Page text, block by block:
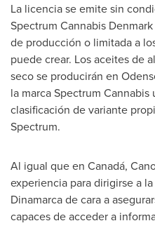
La licencia se emite sin
Spectrum Cannabis
de producción o limitada a
puede crear. Los aceites de
seco se producirán en
la marca Spectrum
clasificación de variante
Spectrum.
Al igual que en Canadá,
experiencia para dirigirse a
Dinamarca decara a
capaces de acceder a